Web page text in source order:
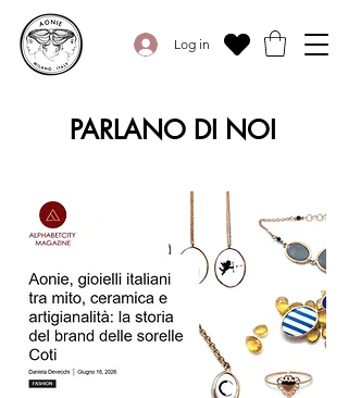
Log in
PARLANO DI NOI